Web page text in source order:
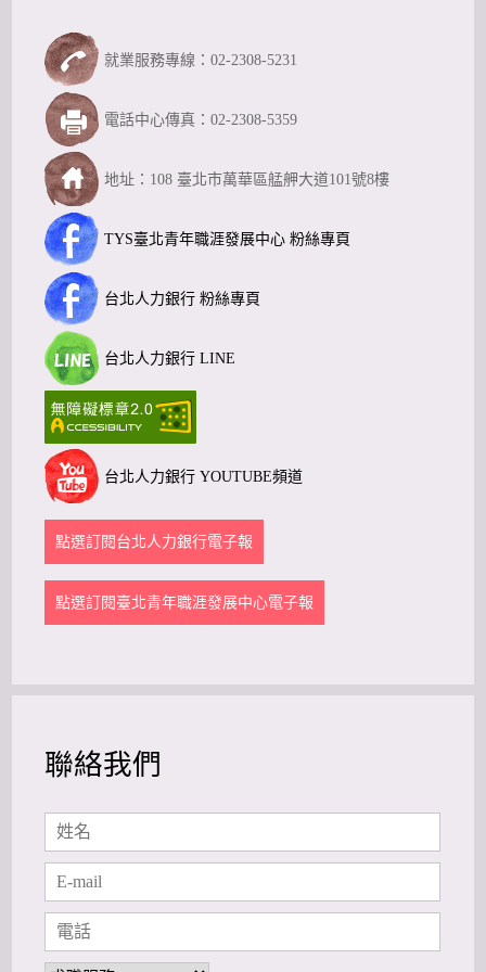
就業服務專線：02-2308-5231
TYS臺北青年職涯發展中心 粉絲專頁
電話中心傳真：02-2308-5359
台北人力銀行 粉絲專頁
地址：108 臺北市萬華區艋舺大道101號8樓
台北人力銀行 LINE
台北人力銀行 YOUTUBE頻道
點選訂閱台北人力銀行電子報
點選訂閱臺北青年職涯發展中心電子報
聯絡我們